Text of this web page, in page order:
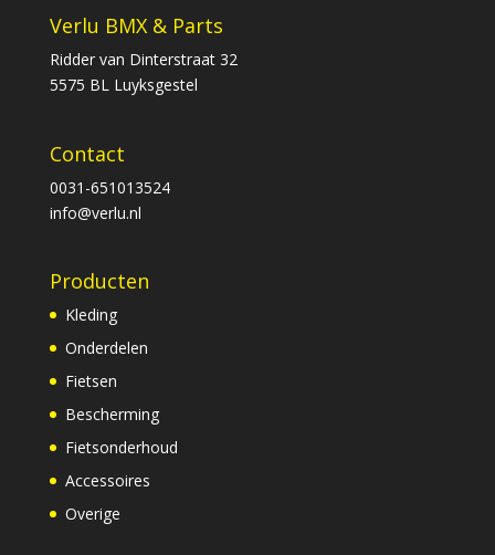
Verlu BMX & Parts
Ridder van Dinterstraat 32
5575 BL Luyksgestel
Contact
0031-651013524
info@verlu.nl
Producten
Kleding
Onderdelen
Fietsen
Bescherming
Fietsonderhoud
Accessoires
Overige